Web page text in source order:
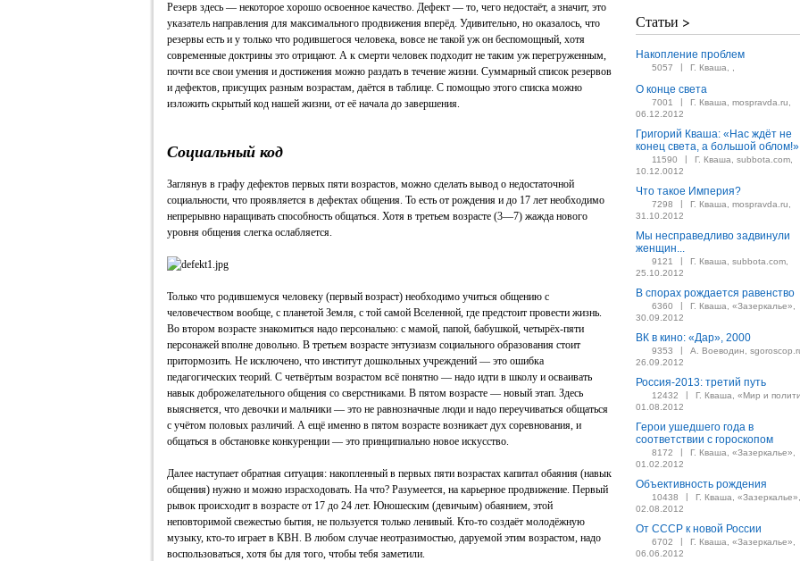
Резерв здесь — некоторое хорошо освоенное качество. Дефект — то, чего недостаёт, а значит, это
указатель направления для максимального продвижения вперёд. Удивительно, но оказалось, что
резервы есть и у только что родившегося человека, вовсе не такой уж он беспомощный, хотя
современные доктрины это отрицают. А к смерти человек подходит не таким уж перегруженным,
почти все свои умения и достижения можно раздать в течение жизни. Суммарный список резервов
и дефектов, присущих разным возрастам, даётся в таблице. С помощью этого списка можно
изложить скрытый код нашей жизни, от её начала до завершения.
Социальный код
Заглянув в графу дефектов первых пяти возрастов, можно сделать вывод о недостаточной
социальности, что проявляется в дефектах общения. То есть от рождения и до 17 лет необходимо
непрерывно наращивать способность общаться. Хотя в третьем возрасте (3—7) жажда нового
уровня общения слегка ослабляется.
Только что родившемуся человеку (первый возраст) необходимо учиться общению с
человечеством вообще, с планетой Земля, с той самой Вселенной, где предстоит провести жизнь.
Во втором возрасте знакомиться надо персонально: с мамой, папой, бабушкой, четырёх-пяти
персонажей вполне довольно. В третьем возрасте энтузиазм социального образования стоит
притормозить. Не исключено, что институт дошкольных учреждений — это ошибка
педагогических теорий. С четвёртым возрастом всё понятно — надо идти в школу и осваивать
навык доброжелательного общения со сверстниками. В пятом возрасте — новый этап. Здесь
выясняется, что девочки и мальчики — это не равнозначные люди и надо переучиваться общаться
с учётом половых различий. А ещё именно в пятом возрасте возникает дух соревнования, и
общаться в обстановке конкуренции — это принципиально новое искусство.
Далее наступает обратная ситуация: накопленный в первых пяти возрастах капитал обаяния (навык
общения) нужно и можно израсходовать. На что? Разумеется, на карьерное продвижение. Первый
рывок происходит в возрасте от 17 до 24 лет. Юношеским (девичьим) обаянием, этой
неповторимой свежестью бытия, не пользуется только ленивый. Кто-то создаёт молодёжную
музыку, кто-то играет в КВН. В любом случае неотразимостью, даруемой этим возрастом, надо
воспользоваться, хотя бы для того, чтобы тебя заметили.
Статьи >
Накопление проблем
5057 | Г. Кваша, ,
О конце света
7001 |
Г. Кваша, mospravda.ru,
06.12.2012
Григорий Кваша: «Нас ждёт не
конец света, а большой облом!»
11590 |
Г. Кваша, subbota.com,
10.12.0012
Что такое Империя?
7298 |
Г. Кваша, mospravda.ru,
31.10.2012
Мы несправедливо задвинули
женщин...
9121 |
Г. Кваша, subbota.com,
25.10.2012
В спорах рождается равенство
6360 |
Г. Кваша, «Зазеркалье»,
30.09.2012
ВК в кино: «Дар», 2000
9353 |
А. Воеводин,
26.09.2012
Россия-2013: третий путь
12432 |
Г. Кваша, «Мир и
01.08.2012
Герои ушедшего года в
соответствии с гороскопом
8172 |
Г. Кваша, «Зазеркалье»,
01.02.2012
Объективность рождения
10438 |
Г. Кваша, «Зазеркалье»,
02.08.2012
От СССР к новой России
6702 |
Г. Кваша, «Зазеркалье»,
06.06.2012